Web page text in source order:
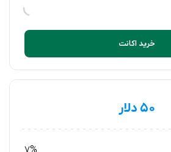
۵۰ دلار
خرید اکانت